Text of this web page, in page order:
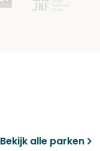
Bekijk alle parken